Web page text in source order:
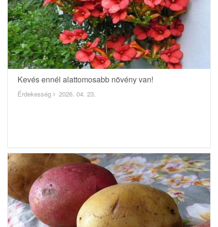
Kevés ennél alattomosabb növény van!
Érdekesség 2026. 04. 23.